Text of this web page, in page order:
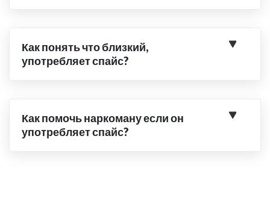
Как понять что близкий,
употребляет спайс?
Как помочь наркоману если он
употребляет спайс?